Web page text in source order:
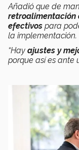
Añadió que de
retroalimentación
efectivos para
la implementación.
“Hay ajustes y
porque así es ante